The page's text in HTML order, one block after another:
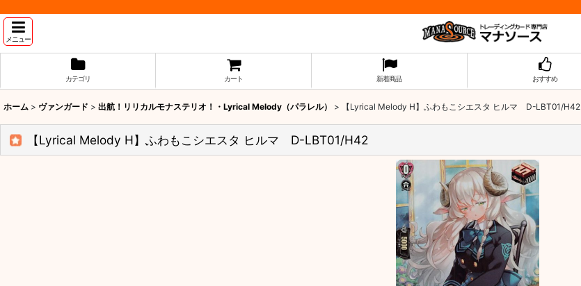
メニュー
カテゴリ カート 新着商品 おすすめ
ホーム > ヴァンガード > 出航！リリカルモナステリオ！・Lyrical Melody（パラレル） > 【Lyrical Melody H】ふわもこシエスタ ヒルマ D-LBT01/H42
【Lyrical Melody H】ふわもこシエスタ ヒルマ D-LBT01/H42